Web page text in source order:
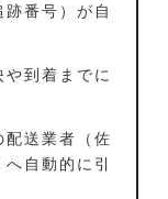
跡番号）が自
や到着までに
配送業者（佐
自動的に引